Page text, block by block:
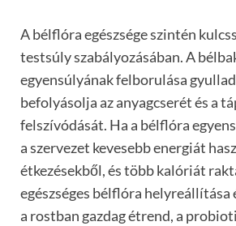
A bélflóra egészsége szintén
testsúly szabályozásában. A
egyensúlyának felborulása
befolyásolja az anyagcserét és a
felszívódását. Ha a bélflóra
a szervezet kevesebb energiát
étkezésekből, és több kalóriát
egészséges bélflóra helyreállítása
a rostban gazdag étrend, a